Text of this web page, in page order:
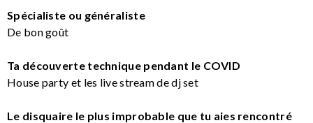
Spécialiste ou généraliste
De bon goût
Ta découverte technique pendant le COVID
House party et les live stream de dj set
Le disquaire le plus improbable que tu aies rencontré